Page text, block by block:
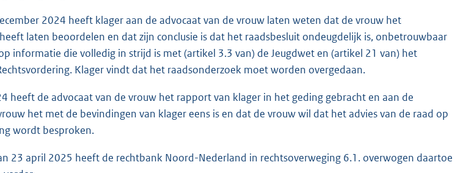
2024 heeft klager aan de advocaat van de vrouw laten weten dat de vrouw het
laten beoordelen en dat zijn conclusie is dat het raadsbesluit ondeugdelijk is, onbetrouwbaar
informatie die volledig in strijd is met (artikel 3.3 van) de Jeugdwet en (artikel 21 van) het
Klager vindt dat het raadsonderzoek moet worden overgedaan.
heeft de advocaat van de vrouw het rapport van klager in het geding gebracht en aan de
het met de bevindingen van klager eens is en dat de vrouw wil dat het advies van de raad op
wordt besproken.
23 april 2025 heeft de rechtbank Noord-Nederland in rechtsoverweging 6.1. overwogen daartoe